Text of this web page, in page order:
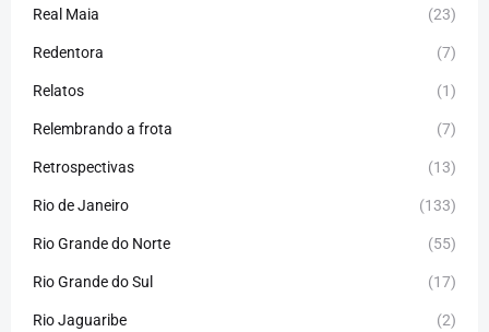
Real Maia (23)
Redentora (7)
Relatos (1)
Relembrando a frota (7)
Retrospectivas (13)
Rio de Janeiro (133)
Rio Grande do Norte (55)
Rio Grande do Sul (17)
Rio Jaguaribe (2)